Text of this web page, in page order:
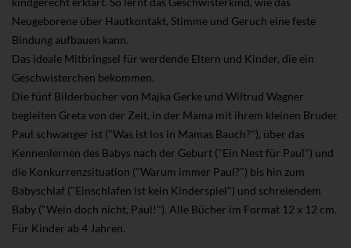
Neugeborene über Hautkontakt, Stimme und Geruch eine feste
Bindung aufbauen kann.
Das ideale Mitbringsel für werdende Eltern und Kinder, die ein
Geschwisterchen bekommen.
Die fünf Bilderbücher von Majka Gerke und Wiltrud Wagner
begleiten Greta von der Zeit, in der Mama mit ihrem kleinen Bruder
Paul schwanger ist ("Was ist los in Mamas Bauch?"), über das
Kennenlernen des Babys nach der Geburt ("Ein Nest für Paul") und
die Konkurrenzsituation ("Warum immer Paul?") bis hin zum
Babyschlaf ("Einschlafen ist kein Kinderspiel") und schreiendem
Baby ("Wein doch nicht, Paul!"). Alle Bücher im Format 12 x 12 cm.
Für Kinder ab 4 Jahren.